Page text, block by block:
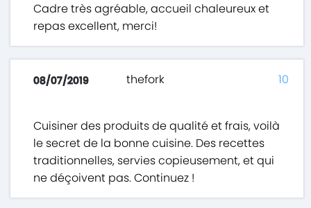
Cadre très agréable, accueil chaleureux et
repas excellent, merci!
08/07/2019 thefork
Cuisiner des produits de qualité et frais, voilà
le secret de la bonne cuisine. Des recettes
traditionnelles, servies copieusement, et qui
ne déçoivent pas. Continuez !
10